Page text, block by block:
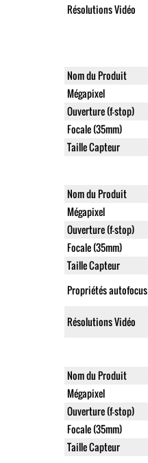
Résolutions Vidéo
Nom du Produit
Mégapixel
Ouverture (f-stop)
Focale (35mm)
Taille Capteur
Nom du Produit
Mégapixel
Ouverture (f-stop)
Focale (35mm)
Taille Capteur
Propriétés autofocus
Résolutions Vidéo
Nom du Produit
Mégapixel
Ouverture (f-stop)
Focale (35mm)
Taille Capteur